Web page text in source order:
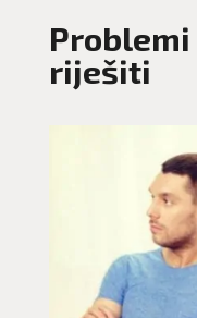
Problemi
riješiti